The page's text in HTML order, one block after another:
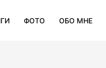
ФОТО ОБО МНЕ